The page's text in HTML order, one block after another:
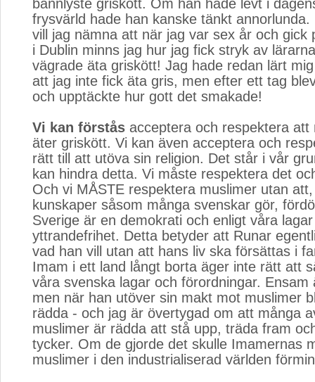
bannlyste griskött. Om han hade levt i
frysvärld hade han kanske tänkt annorlunda.
vill jag nämna att när jag var sex år och gick
i Dublin minns jag hur jag fick stryk av
vägrade äta griskött! Jag hade redan lärt
att jag inte fick äta gris, men efter ett tag
och upptäckte hur gott det smakade!
Vi kan förstås acceptera och respektera att
äter griskött. Vi kan även acceptera och
rätt till att utöva sin religion. Det står i vår
kan hindra detta. Vi måste respektera det
Och vi MÅSTE respektera muslimer utan
kunskaper såsom många svenskar gör,
Sverige är en demokrati och enligt våra
yttrandefrihet. Detta betyder att Runar
vad han vill utan att hans liv ska försättas i
Imam i ett land långt borta äger inte rätt att
våra svenska lagar och förordningar. Ensam
men när han utöver sin makt mot muslimer
rädda - och jag är övertygad om att många
muslimer är rädda att stå upp, träda fram
tycker. Om de gjorde det skulle Imamernas
muslimer i den industrialiserad världen